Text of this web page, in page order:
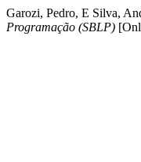
Garozi, Pedro, E Silva,
Programação (SBLP)